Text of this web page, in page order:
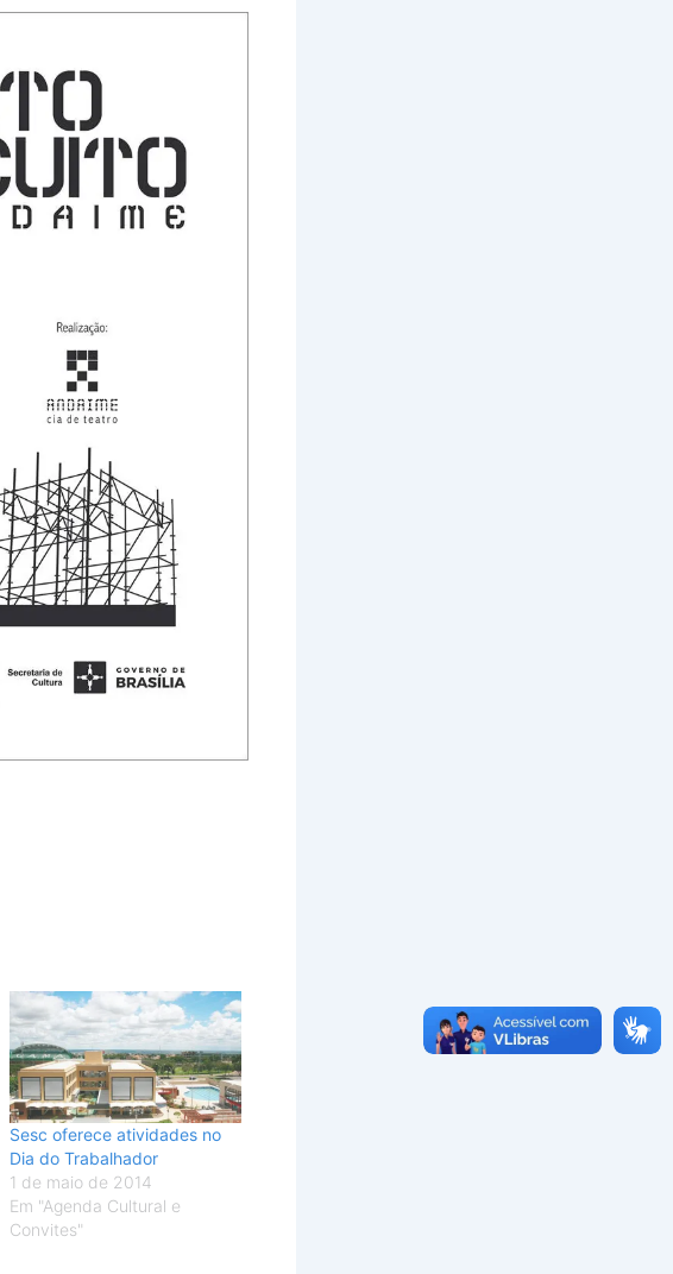
Sesc oferece atividades no
Dia do Trabalhador
1 de maio de 2014
Em "Agenda Cultural e
Convites"